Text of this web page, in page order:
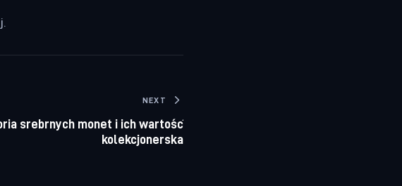
NEXT
srebrnych monet i ich wartość
kolekcjonerska